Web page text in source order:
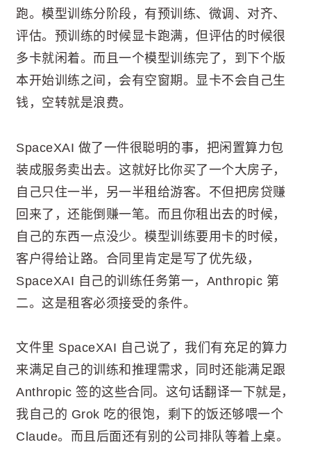
跑。模型训练分阶段，有预训练、微调、对齐、
评估。预训练的时候显卡跑满，但评估的时候很
多卡就闲着。而且一个模型训练完了，到下个版
本开始训练之间，会有空窗期。显卡不会自己生
钱，空转就是浪费。
SpaceXAI 做了一件很聪明的事，把闲置算力包
装成服务卖出去。这就好比你买了一个大房子，
自己只住一半，另一半租给游客。不但把房贷赚
回来了，还能倒赚一笔。而且你租出去的时候，
自己的东西一点没少。模型训练要用卡的时候，
客户得给让路。合同里肯定是写了优先级，
SpaceXAI 自己的训练任务第一，Anthropic 第
二。这是租客必须接受的条件。
文件里 SpaceXAI 自己说了，我们有充足的算力
来满足自己的训练和推理需求，同时还能满足跟
Anthropic 签的这些合同。这句话翻译一下就是，
我自己的 Grok 吃的很饱，剩下的饭还够喂一个
Claude。而且后面还有别的公司排队等着上桌。